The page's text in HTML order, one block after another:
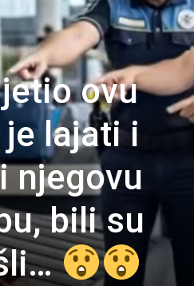
ovu
lajati i
njegovu
bili su